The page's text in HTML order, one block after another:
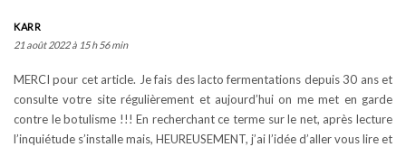
KARR
21 août 2022 à 15 h 56 min
MERCI pour cet article. Je fais des lacto fermentations depuis 30 ans et
consulte votre site régulièrement et aujourd’hui on me met en garde
contre le botulisme !!! En recherchant ce terme sur le net, après lecture
l’inquiétude s’installe mais, HEUREUSEMENT, j’ai l’idée d’aller vous lire et